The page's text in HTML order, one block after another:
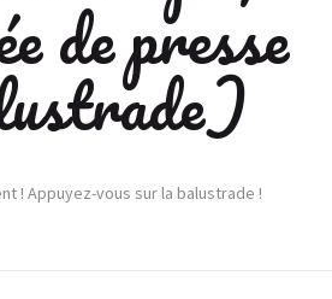
de presse
! Appuyez-vous sur la balustrade !